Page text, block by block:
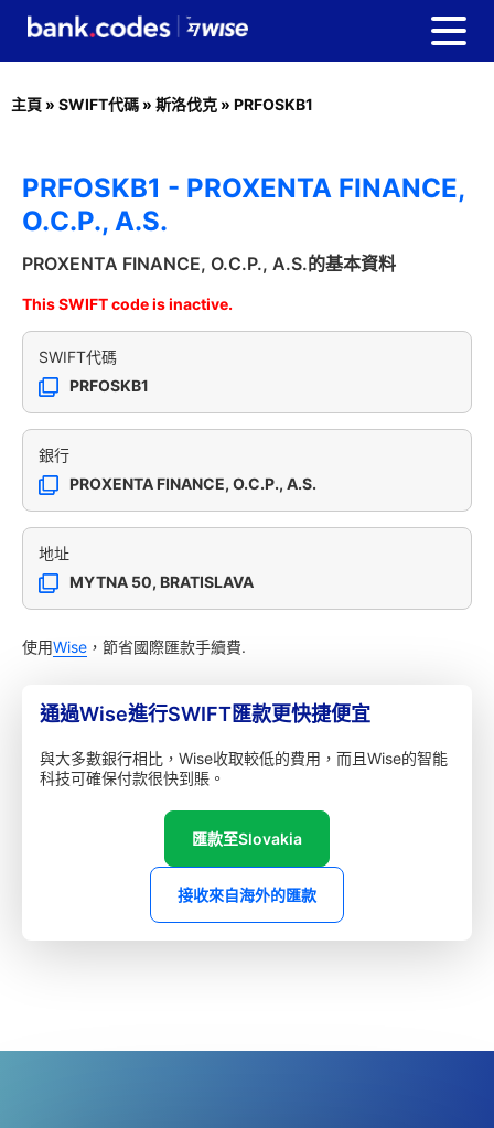
主頁 » SWIFT代碼 » 斯洛伐克 » PRFOSKB1
PRFOSKB1 - PROXENTA FINANCE,
O.C.P., A.S.
PROXENTA FINANCE, O.C.P., A.S.的基本資料
This SWIFT code is inactive.
SWIFT代碼
PRFOSKB1
銀行
PROXENTA FINANCE, O.C.P., A.S.
地址
MYTNA 50, BRATISLAVA
使用Wise ，節省國際匯款手續費.
通過Wise進行SWIFT匯款更快捷便宜
與大多數銀行相比，Wise收取較低的費用，而且Wise的智能
科技可確保付款很快到賬。
匯款至Slovakia
接收來自海外的匯款